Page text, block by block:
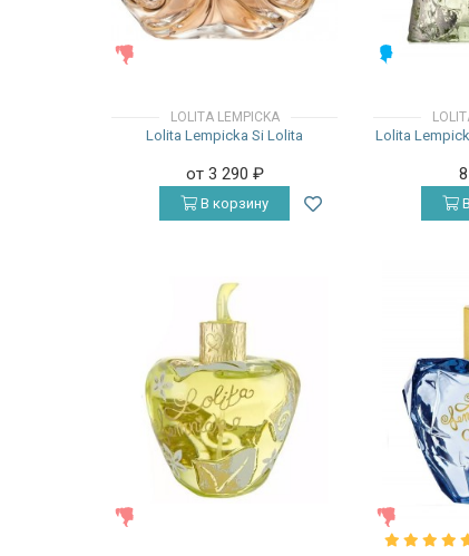
LOLITA LEMPICKA
Lolita Lempicka Si Lolita
от 3 290 ₽
В корзину
Lolita